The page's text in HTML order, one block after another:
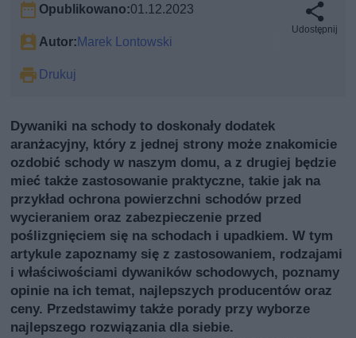
Opublikowano:01.12.2023
Autor:Marek Lontowski
Drukuj
Udostępnij
Dywaniki na schody to doskonały dodatek
aranżacyjny, który z jednej strony może znakomicie
ozdobić schody w naszym domu, a z drugiej będzie
mieć także zastosowanie praktyczne, takie jak na
przykład ochrona powierzchni schodów przed
wycieraniem oraz zabezpieczenie przed
poślizgnięciem się na schodach i upadkiem. W tym
artykule zapoznamy się z zastosowaniem, rodzajami
i właściwościami dywaników schodowych, poznamy
opinie na ich temat, najlepszych producentów oraz
ceny. Przedstawimy także porady przy wyborze
najlepszego rozwiązania dla siebie.